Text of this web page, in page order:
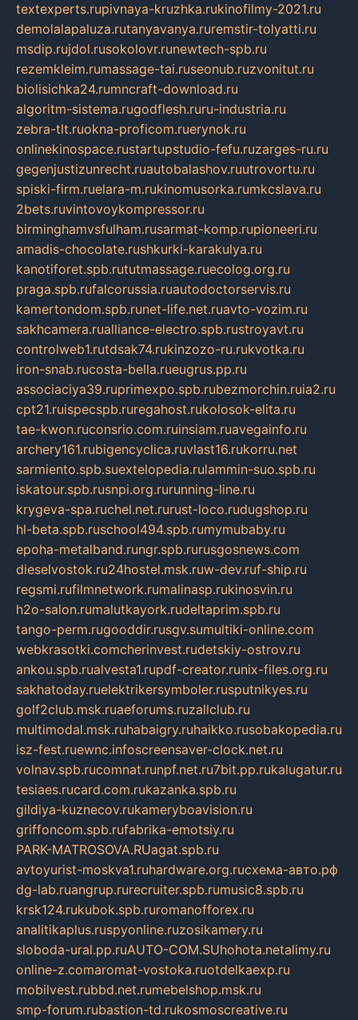
textexperts.rupivnaya-kruzhka.rukinofilmy-2021.ru
demolalapaluza.rutanyavanya.ruremstir-tolyatti.ru
msdip.rujdol.rusokolovr.runewtech-spb.ru
rezemkleim.rumassage-tai.ruseonub.ruzvonitut.ru
biolisichka24.rumncraft-download.ru
algoritm-sistema.rugodflesh.ruru-industria.ru
zebra-tlt.ruokna-proficom.ruerynok.ru
onlinekinospace.rustartupstudio-fefu.ruzarges-ru.ru
gegenjustizunrecht.ruautobalashov.ruutrovortu.ru
spiski-firm.ruelara-m.rukinomusorka.rumkcslava.ru
2bets.ruvintovoykompressor.ru
birminghamvsfulham.rusarmat-komp.rupioneeri.ru
amadis-chocolate.rushkurki-karakulya.ru
kanotiforet.spb.rututmassage.ruecolog.org.ru
praga.spb.rufalcorussia.ruautodoctorservis.ru
kamertondom.spb.runet-life.net.ruavto-vozim.ru
sakhcamera.rualliance-electro.spb.rustroyavt.ru
controlweb1.rutdsak74.rukinzozo-ru.rukvotka.ru
iron-snab.rucosta-bella.rueugrus.pp.ru
associaciya39.ruprimexpo.spb.rubezmorchin.ruia2.ru
cpt21.ruispecspb.ruregahost.rukolosok-elita.ru
tae-kwon.ruconsrio.com.ruinsiam.ruavegainfo.ru
archery161.rubigencyclica.ruvlast16.rukorru.net
sarmiento.spb.suextelopedia.rulammin-suo.spb.ru
iskatour.spb.rusnpi.org.rurunning-line.ru
krygeva-spa.ruchel.net.rurust-loco.rudugshop.ru
hl-beta.spb.ruschool494.spb.rumymubaby.ru
epoha-metalband.rungr.spb.rurusgosnews.com
dieselvostok.ru24hostel.msk.ruw-dev.ruf-ship.ru
regsmi.rufilmnetwork.rumalinasp.rukinosvin.ru
h2o-salon.rumalutkayork.rudeltaprim.spb.ru
tango-perm.rugooddir.rusgv.sumultiki-online.com
webkrasotki.comcherinvest.rudetskiy-ostrov.ru
ankou.spb.rualvesta1.rupdf-creator.runix-files.org.ru
sakhatoday.ruelektrikersymboler.rusputnikyes.ru
golf2club.msk.ruaeforums.ruzallclub.ru
multimodal.msk.ruhabaigry.ruhaikko.rusobakopedia.ru
isz-fest.ruewnc.infoscreensaver-clock.net.ru
volnav.spb.rucomnat.runpf.net.ru7bit.pp.rukalugatur.ru
tesiaes.rucard.com.rukazanka.spb.ru
gildiya-kuznecov.rukameryboavision.ru
griffoncom.spb.rufabrika-emotsiy.ru
PARK-MATROSOVA.RUagat.spb.ru
avtoyurist-moskva1.ruhardware.org.ruсхема-авто.рф
dg-lab.ruangrup.rurecruiter.spb.rumusic8.spb.ru
krsk124.rukubok.spb.ruromanofforex.ru
analitikaplus.ruspyonline.ruzosikamery.ru
sloboda-ural.pp.ruAUTO-COM.SUhohota.netalimy.ru
online-z.comaromat-vostoka.ruotdelkaexp.ru
mobilvest.rubbd.net.rumebelshop.msk.ru
smp-forum.rubastion-td.rukosmoscreative.ru